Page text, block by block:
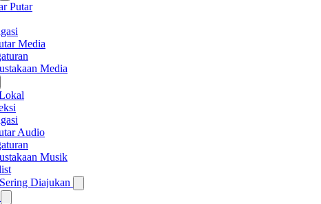
Putar
Media
Media
Audio
Musik
Diajukan